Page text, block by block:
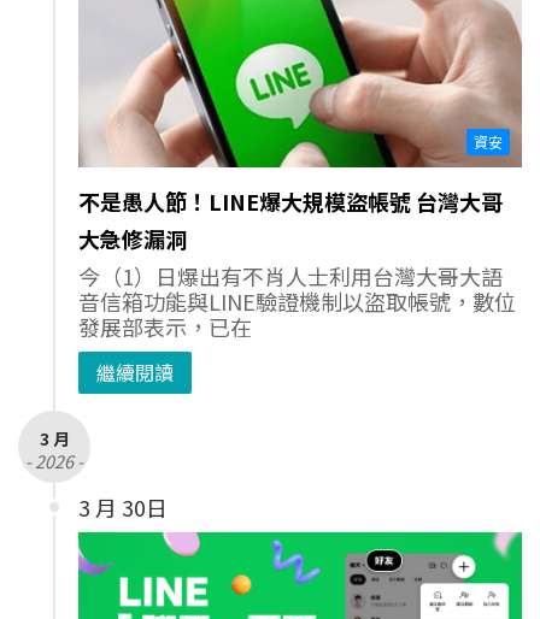
資安
不是愚人節！LINE爆大規模盜帳號 台灣大哥
大急修漏洞
今（1）日爆出有不肖人士利用台灣大哥大語
音信箱功能與LINE驗證機制以盜取帳號，數位
發展部表示，已在
繼續閱讀
3 月
- 2026 -
3 月 30日